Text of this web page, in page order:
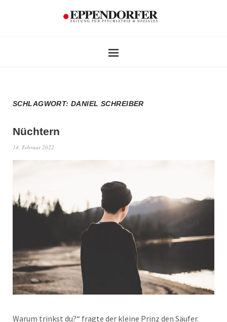
SCHLAGWORT:DANIEL SCHREIBER
Nüchtern
14. Februar 2022
Warum trinkst du?“ fragte der kleine Prinz den Säufer.